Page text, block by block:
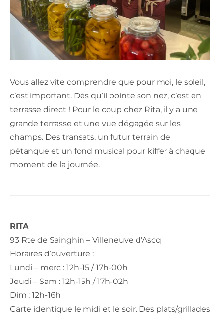
Vous allez vite comprendre que pour moi, le soleil,
c’est important. Dès qu’il pointe son nez, c’est en
terrasse direct ! Pour le coup chez Rita, il y a une
grande terrasse et une vue dégagée sur les
champs. Des transats, un futur terrain de
pétanque et un fond musical pour kiffer à chaque
moment de la journée.
RITA
93 Rte de Sainghin – Villeneuve d’Ascq
Horaires d’ouverture :
Lundi – merc : 12h-15 / 17h-00h
Jeudi – Sam : 12h-15h / 17h-02h
Dim : 12h-16h
Carte identique le midi et le soir. Des plats/grillades